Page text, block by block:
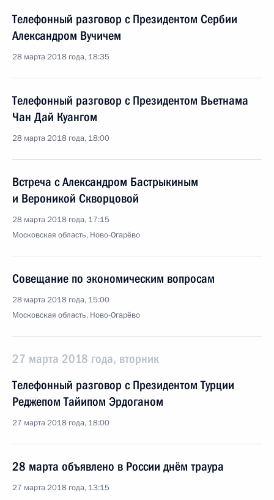
Телефонный разговор с Президентом Сербии
Александром Вучичем
28 марта 2018 года, 18:35
Телефонный разговор с Президентом Вьетнама
Чан Дай Куангом
28 марта 2018 года, 18:00
Встреча с Александром Бастрыкиным
и Вероникой Скворцовой
28 марта 2018 года, 17:15
Московская область, Ново-Огарёво
Совещание по экономическим вопросам
28 марта 2018 года, 15:00
Московская область, Ново-Огарёво
27 марта 2018 года, вторник
Телефонный разговор с Президентом Турции
Реджепом Тайипом Эрдоганом
27 марта 2018 года, 18:00
28 марта объявлено в России днём траура
27 марта 2018 года, 13:15